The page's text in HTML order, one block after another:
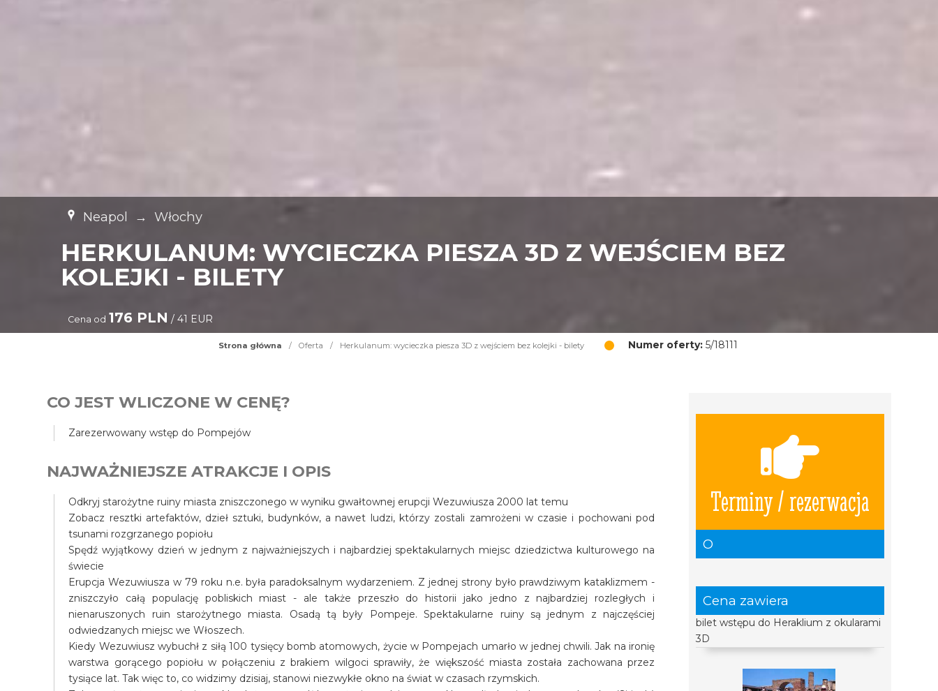
Neapol → Włochy
HERKULANUM: WYCIECZKA PIESZA 3D Z WEJŚCIEM BEZ
KOLEJKI - BILETY
Cena od 176 PLN / 41 EUR
Strona główna / Oferta / Herkulanum: wycieczka piesza 3D z wejściem bez kolejki - bilety Numer oferty:5/18111
Terminy / rezerwacja
O
Cena zawiera
bilet wstępu do Heraklium z okularami
3D
CO JEST WLICZONE W CENĘ?
Zarezerwowany wstęp do Pompejów
NAJWAŻNIEJSZE ATRAKCJE I OPIS
Odkryj starożytne ruiny miasta zniszczonego w wyniku gwałtownej erupcji Wezuwiusza 2000 lat temu
Zobacz resztki artefaktów, dzieł sztuki, budynków, a nawet ludzi, którzy zostali zamrożeni w czasie i pochowani pod
tsunami rozgrzanego popiołu
Spędź wyjątkowy dzień w jednym z najważniejszych i najbardziej spektakularnych miejsc dziedzictwa kulturowego na
świecie
Erupcja Wezuwiusza w 79 roku n.e. była paradoksalnym wydarzeniem. Z jednej strony było prawdziwym kataklizmem -
zniszczyło całą populację pobliskich miast - ale także przeszło do historii jako jedno z najbardziej rozległych i
nienaruszonych ruin starożytnego miasta. Osadą tą były Pompeje. Spektakularne ruiny są jednym z najczęściej
odwiedzanych miejsc we Włoszech.
Kiedy Wezuwiusz wybuchł z siłą 100 tysięcy bomb atomowych, życie w Pompejach umarło w jednej chwili. Jak na ironię
warstwa gorącego popiołu w połączeniu z brakiem wilgoci sprawiły, że większość miasta została zachowana przez
tysiące lat. Tak więc to, co widzimy dzisiaj, stanowi niezwykłe okno na świat w czasach rzymskich.